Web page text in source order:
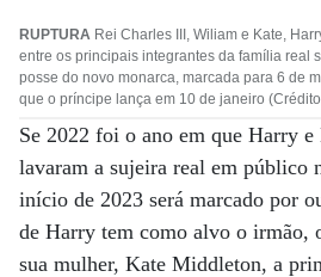
RUPTURA Rei Charles III, Wiliam e Kate,
entre os principais integrantes da família real
posse do novo monarca, marcada para 6 de
que o príncipe lança em 10 de janeiro
Se 2022 foi o ano em que Harry
lavaram a sujeira real em público
início de 2023 será marcado por
de Harry tem como alvo o
sua mulher, Kate Middleton, a